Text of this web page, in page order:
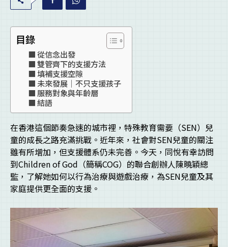
目錄
從信念出發
雙管齊下的支援方法
填補支援空隙
未來發展｜不只支援孩子
服務對象與年齡層
結語
在香港這個節奏急速的城市裡，特殊教育需要（SEN）兒
童的成長之路充滿挑戰。近年來，社會對SEN兒童的關注
雖有所增加，但支援體系仍未完善。今天，同悅有幸訪問
到Children of God（簡稱COG）的聯合創辦人陳曉穎總
監，了解她如何以行為治療與遊戲治療，為SEN兒童及其
家庭提供更全面的支援。